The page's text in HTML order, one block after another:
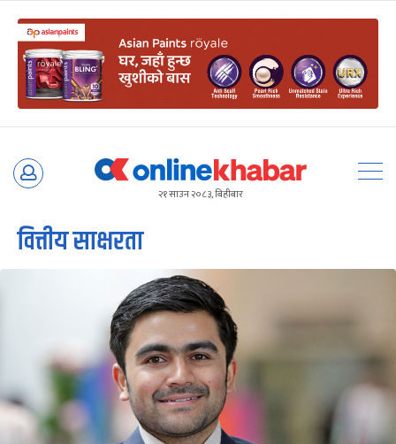
Skip
२१ साउन २०८३, बिहीबार
वित्तीय साक्षरता